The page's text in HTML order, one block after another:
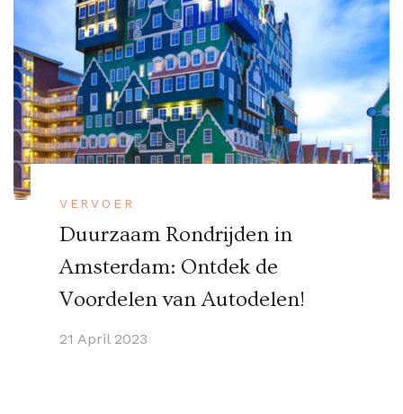
VERVOER
Duurzaam Rondrijden in
Amsterdam: Ontdek de
Voordelen van Autodelen!
21 April 2023